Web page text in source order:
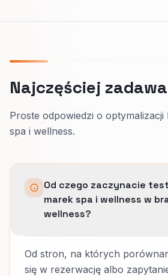
Najczęściej
Proste odpowiedzi o
spa i wellness.
Od czego zaczynacie
marek spa i wellness w
wellness?
Od stron, na których
się w rezerwację albo